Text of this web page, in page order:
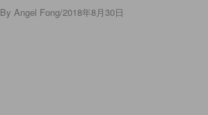
By Angel Fong/2018年8月30日